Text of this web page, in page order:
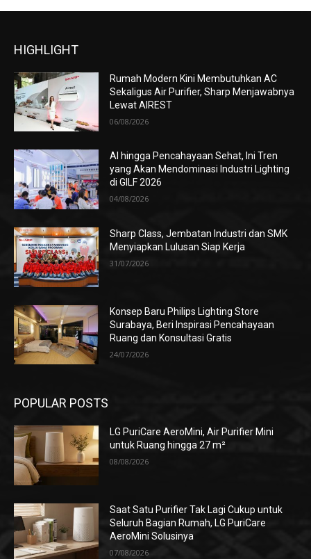
HIGHLIGHT
Rumah Modern Kini Membutuhkan AC
Sekaligus Air Purifier, Sharp Menjawabnya
Lewat AIREST
06/08/2026
AI hingga Pencahayaan Sehat, Ini Tren
yang Akan Mendominasi Industri Lighting
di GILF 2026
04/08/2026
Sharp Class, Jembatan Industri dan SMK
Menyiapkan Lulusan Siap Kerja
31/07/2026
Konsep Baru Philips Lighting Store
Surabaya, Beri Inspirasi Pencahayaan
Ruang dan Konsultasi Gratis
24/07/2026
POPULAR POSTS
LG PuriCare AeroMini, Air Purifier Mini
untuk Ruang hingga 27 m²
08/08/2026
Saat Satu Purifier Tak Lagi Cukup untuk
Seluruh Bagian Rumah, LG PuriCare
AeroMini Solusinya
07/08/2026